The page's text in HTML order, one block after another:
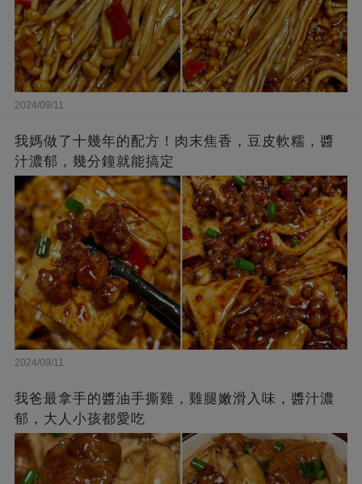
2024/09/11
我媽做了十幾年的配方！肉末焦香，豆皮軟糯，醬
汁濃郁，幾分鐘就能搞定
2024/09/11
我爸最拿手的醬油手撕雞，雞腿嫩滑入味，醬汁濃
郁，大人小孩都愛吃